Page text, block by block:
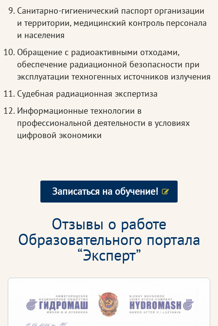
Санитарно-гигиенический паспорт организации
и территории, медицинский контроль персонала
и населения
Обращение с радиоактивными отходами,
обеспечение радиационной безопасности при
эксплуатации техногенных источников излучения
Судебная радиационная экспертиза
Информационные технологии в
профессиональной деятельности в условиях
цифровой экономики
Записаться на обучение!
Отзывы о работе
Образовательного портала
“Эксперт”